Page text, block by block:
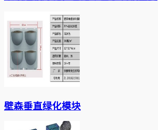
壁森垂直绿化模块